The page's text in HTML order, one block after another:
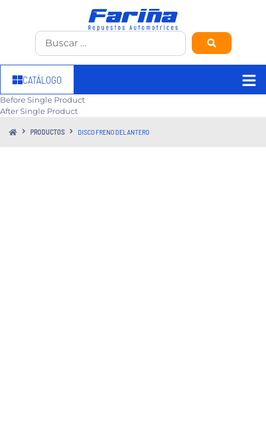
CATÁLOGO
Before Single Product
After Single Product
PRODUCTOS DISCO FRENO DELANTERO